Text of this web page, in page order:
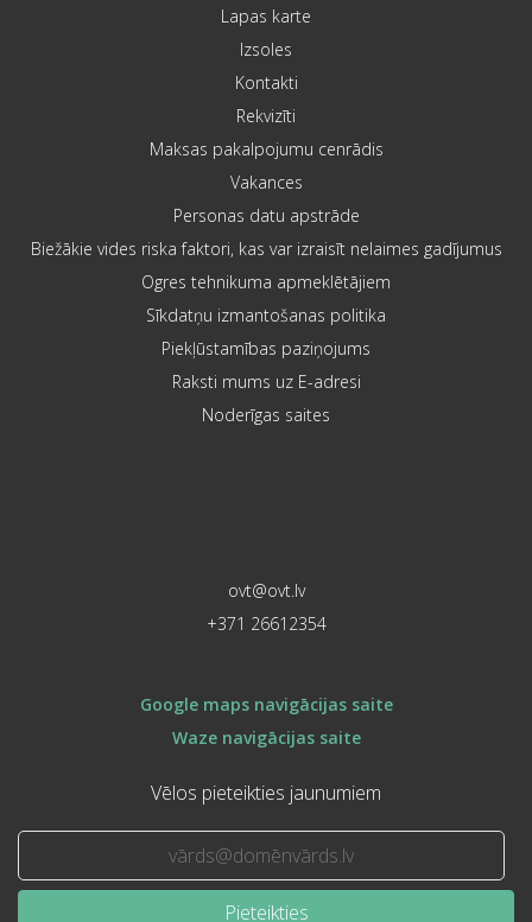
Lapas karte
Izsoles
Kontakti
Rekvizīti
Maksas pakalpojumu cenrādis
Vakances
Personas datu apstrāde
Biežākie vides riska faktori, kas var izraisīt nelaimes gadījumus
Ogres tehnikuma apmeklētājiem
Sīkdatņu izmantošanas politika
Piekļūstamības paziņojums
Raksti mums uz E-adresi
Noderīgas saites
ovt@ovt.lv
+371 26612354
Google maps navigācijas saite
Waze navigācijas saite
Vēlos pieteikties jaunumiem
Pieteikties